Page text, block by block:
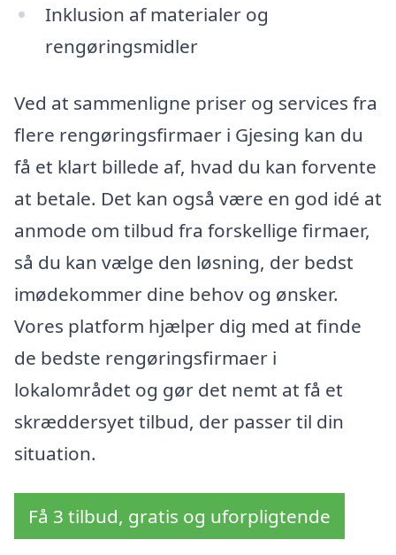
Inklusion af materialer og
rengøringsmidler
Ved at sammenligne priser og services fra
flere rengøringsfirmaer i Gjesing kan du
få et klart billede af, hvad du kan forvente
at betale. Det kan også være en god idé at
anmode om tilbud fra forskellige firmaer,
så du kan vælge den løsning, der bedst
imødekommer dine behov og ønsker.
Vores platform hjælper dig med at finde
de bedste rengøringsfirmaer i
lokalområdet og gør det nemt at få et
skræddersyet tilbud, der passer til din
situation.
Få 3 tilbud, gratis og uforpligtende